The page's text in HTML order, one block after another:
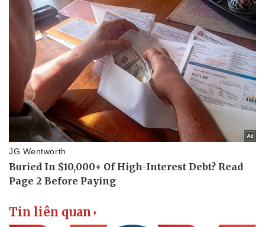
Pháp luật
Vụ án
Tư vấn luật
Quân sự - Quốc phòng
Việt Nam
Phân tích
Tin liên quan